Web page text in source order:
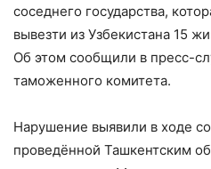
соседнего государства,
вывезти из Узбекистана 15
Об этом сообщили в пресс-
таможенного комитета.
Нарушение выявили в ходе
проведённой Ташкентским